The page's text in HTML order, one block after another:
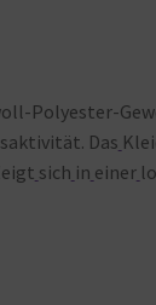
Polyester-
Das
sich in einer